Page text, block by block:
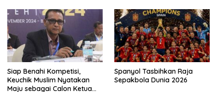
Siap Benahi Kompetisi,
Keuchik Muslim Nyatakan
Maju sebagai Calon Ketua
Spanyol Tasbihkan Raja
Sepakbola Dunia 2026